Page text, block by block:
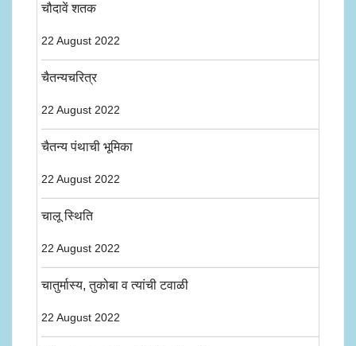
चौदावें शतक
22 August 2022
चैतन्यचरित्र
22 August 2022
चैतन्य पंथाची भूमिका
22 August 2022
चालू स्थिति
22 August 2022
चातुर्मास्य, तुकोबा व त्यांची टवाळी
22 August 2022